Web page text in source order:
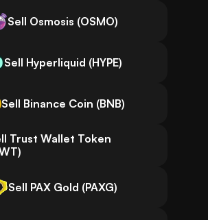
Sell Osmosis (OSMO)
Sell Hyperliquid (HYPE)
Sell Binance Coin (BNB)
Trust Wallet Token
Sell PAX Gold (PAXG)